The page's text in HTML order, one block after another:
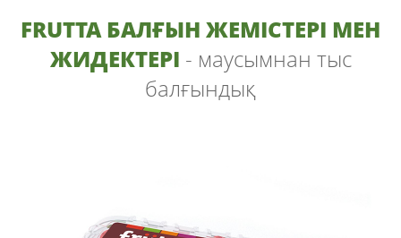
FRUTTA БАЛҒЫН ЖЕМІСТЕРІ МЕН
ЖИДЕКТЕРІ - маусымнан тыс
балғындық